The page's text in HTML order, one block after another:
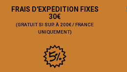
FRAIS D'EXPÉDITION FIXES
30€
(GRATUIT SI SUP. À 200€ / FRANCE
UNIQUEMENT)